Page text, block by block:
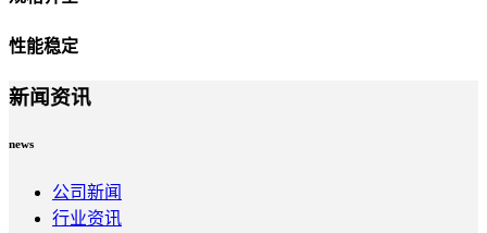
性能稳定
新闻资讯
news
公司新闻
行业资讯